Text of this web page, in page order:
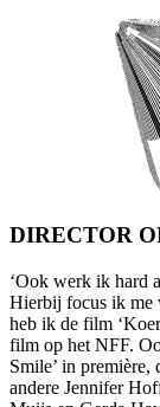
DIRECTOR
‘Ook werk ik hard
Hierbij focus ik me
heb ik de film
film op het NFF.
Smile’ in
andere Jennifer